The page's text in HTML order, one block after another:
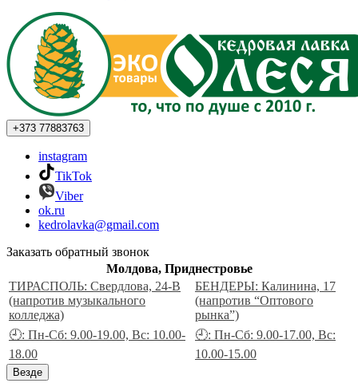
+373 77883763
instagram
TikTok
Viber
ok.ru
kedrolavka@gmail.com
Заказать обратный звонок
Молдова, Приднестровье
ТИРАСПОЛЬ: Свердлова, 24-В
(напротив музыкального
колледжа)
БЕНДЕРЫ: Калинина, 17
(напротив “Оптового
рынка”)
🕘: Пн-Сб: 9.00-19.00, Вс: 10.00-
18.00
🕘: Пн-Сб: 9.00-17.00, Вс:
10.00-15.00
Везде